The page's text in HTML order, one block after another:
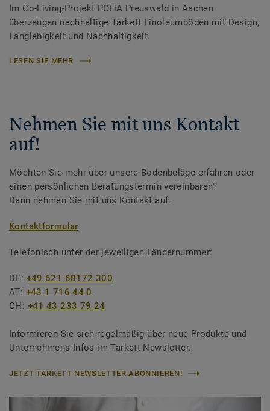
Im Co-Living-Projekt POHA Preuswald in Aachen
überzeugen nachhaltige Tarkett Linoleumböden mit Design,
Langlebigkeit und Nachhaltigkeit.
LESEN SIE MEHR
Nehmen Sie mit uns Kontakt
auf!
Möchten Sie mehr über unsere Bodenbeläge erfahren oder
einen persönlichen Beratungstermin vereinbaren?
Dann nehmen Sie mit uns Kontakt auf.
Kontaktformular
Telefonisch unter der jeweiligen Ländernummer:
DE: +49 621 68172 300
AT: +43 1 716 44 0
CH: +41 43 233 79 24
Informieren Sie sich regelmäßig über neue Produkte und
Unternehmens-Infos im Tarkett Newsletter.
JETZT TARKETT NEWSLETTER ABONNIEREN!